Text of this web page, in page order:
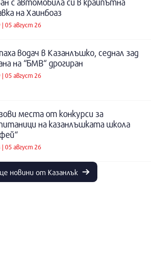
с автомобила си в крайпътна
на Хаинбоаз
| 05 август 26
водач в Казанлъшко, седнал зад
на “БМВ“ дрогиран
| 05 август 26
места от конкурси за
на казанлъшката школа
| 05 август 26
новини от Казанлък